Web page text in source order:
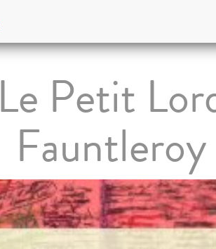
Le Petit
Fauntleroy